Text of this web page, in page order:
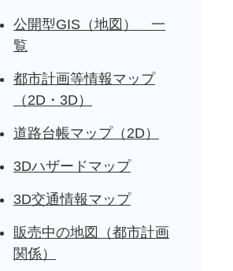
公開型GIS（地図） 一
覧
都市計画等情報マップ
（2D・3D）
道路台帳マップ（2D）
3Dハザードマップ
3D交通情報マップ
販売中の地図（都市計画
関係）